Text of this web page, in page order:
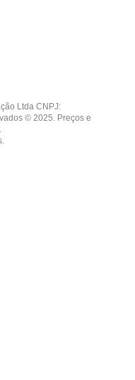
Ltda CNPJ:
© 2025. Preços e